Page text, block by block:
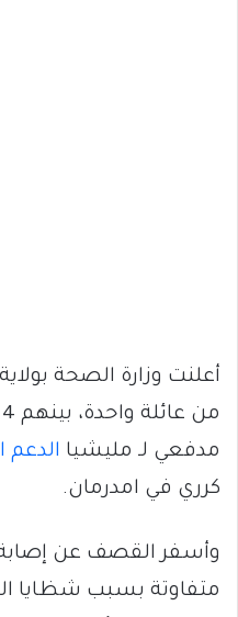
مدفعي لـ مليشيا الدعم
كرري في امدرمان.
متفاوتة بسبب شظايا